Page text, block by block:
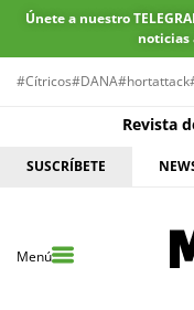
Únete a nuestro
noticias
#Cítricos#DANA#hortattack
Revista
SUSCRÍBETE
Menú